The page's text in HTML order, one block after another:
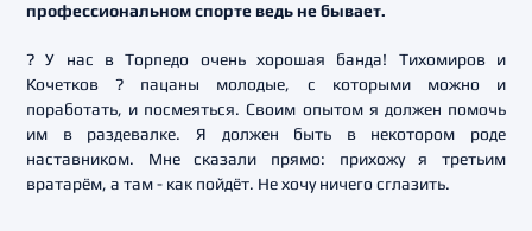
профессиональном спорте ведь не бывает.
? У нас в Торпедо очень хорошая банда! Тихомиров и
Кочетков ? пацаны молодые, с которыми можно и
поработать, и посмеяться. Своим опытом я должен помочь
им в раздевалке. Я должен быть в некотором роде
наставником. Мне сказали прямо: прихожу я третьим
вратарём, а там - как пойдёт. Не хочу ничего сглазить.